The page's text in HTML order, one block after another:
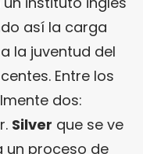
así la carga
la juventud del
Entre los
dos:
Silver que se ve
un proceso de